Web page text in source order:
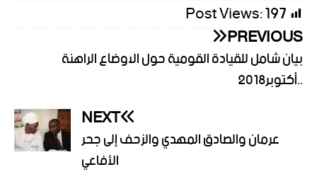
Post Views:197
PREVIOUS
بيان شامل للقيادة القومية حول الاوضاع الراهنة
..أكتوبر2018
NEXT
عرمان والصادق المهدي والزحف إلى جحر
الأفاعي